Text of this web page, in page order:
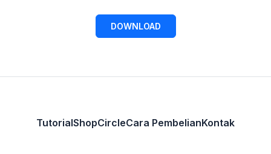
DOWNLOAD
TutorialShopCircleCara PembelianKontak